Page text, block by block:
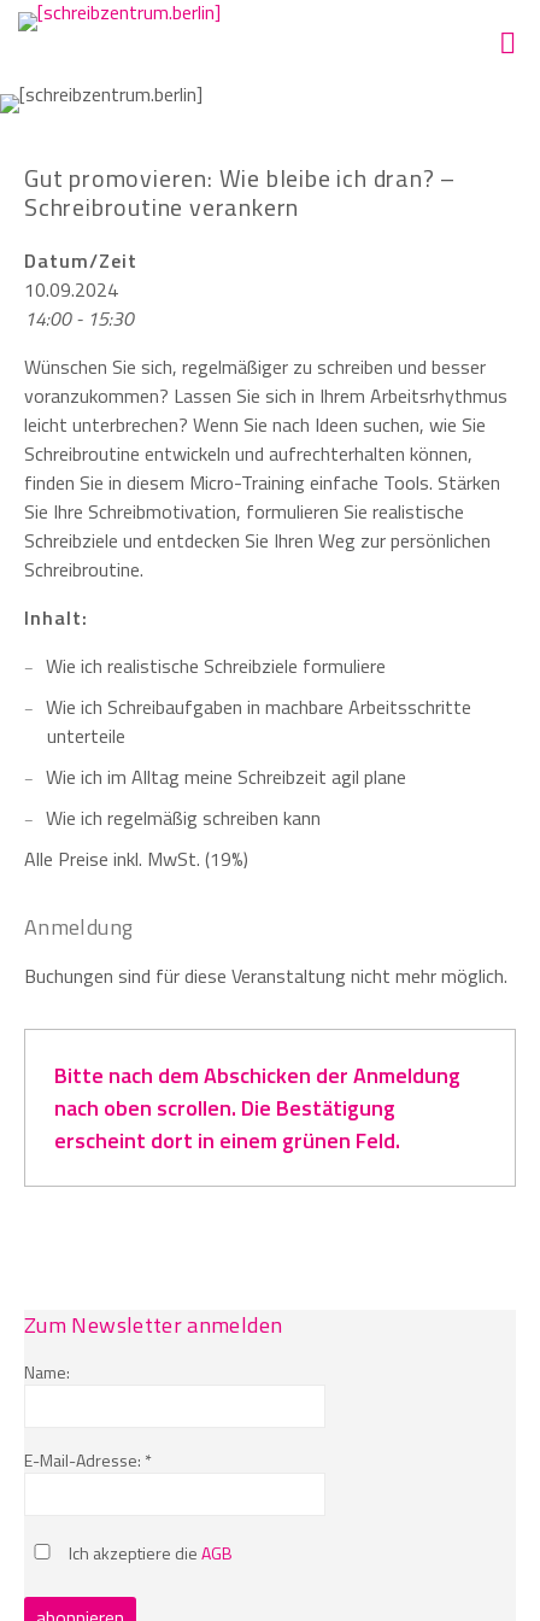
Gut promovieren: Wie bleibe ich dran? –
Schreibroutine verankern
Datum/Zeit
10.09.2024
14:00 - 15:30
Wünschen Sie sich, regelmäßiger zu schreiben und besser
voranzukommen? Lassen Sie sich in Ihrem Arbeitsrhythmus
leicht unterbrechen? Wenn Sie nach Ideen suchen, wie Sie
Schreibroutine entwickeln und aufrechterhalten können,
finden Sie in diesem Micro-Training einfache Tools. Stärken
Sie Ihre Schreibmotivation, formulieren Sie realistische
Schreibziele und entdecken Sie Ihren Weg zur persönlichen
Schreibroutine.
Inhalt:
Wie ich realistische Schreibziele formuliere
Wie ich Schreibaufgaben in machbare Arbeitsschritte
unterteile
Wie ich im Alltag meine Schreibzeit agil plane
Wie ich regelmäßig schreiben kann
Alle Preise inkl. MwSt. (19%)
Anmeldung
Buchungen sind für diese Veranstaltung nicht mehr möglich.
Bitte nach dem Abschicken der Anmeldung
nach oben scrollen. Die Bestätigung
erscheint dort in einem grünen Feld.
Zum Newsletter anmelden
Name:
E-Mail-Adresse: *
Ich akzeptiere dieAGB